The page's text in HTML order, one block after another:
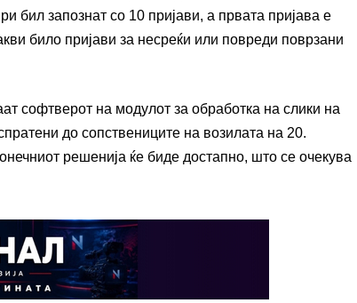
бил запознат со 10 пријави, а првата пријава е
било пријави за несреќи или повреди поврзани
софтверот на модулот за обработка на слики на
до сопствениците на возилата на 20.
решенија ќе биде достапно, што се очекува